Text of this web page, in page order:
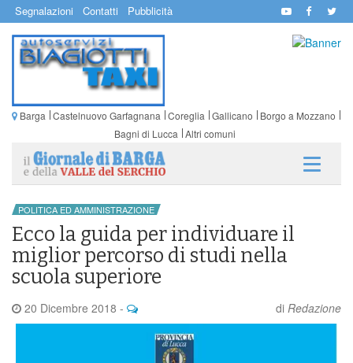
Segnalazioni Contatti Pubblicità
Barga Castelnuovo Garfagnana Coreglia Gallicano
Borgo a Mozzano
Bagni di Lucca Altri comuni
POLITICA ED AMMINISTRAZIONE
Ecco la guida per individuare il
miglior percorso di studi nella
scuola superiore
20 Dicembre 2018 - di Redazione